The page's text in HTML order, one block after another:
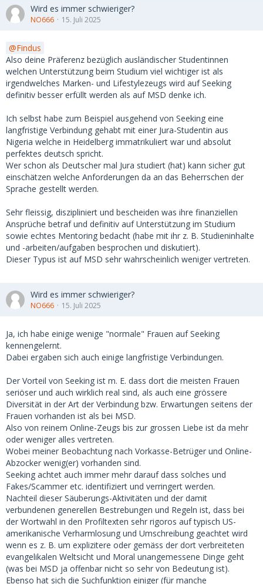
Wird es immer schwieriger?
NO666 15. Juli 2025
Findus
Also deine Präferenz bezüglich ausländischer Studentinnen
welchen Unterstützung beim Studium viel wichtiger ist als
irgendwelches Marken- und Lifestylezeugs wird auf Seeking
definitiv besser erfüllt werden als auf MSD denke ich.
Ich selbst habe zum Beispiel ausgehend von Seeking eine
langfristige Verbindung gehabt mit einer Jura-Studentin aus
Nigeria welche in Heidelberg immatrikuliert war und absolut
perfektes deutsch spricht.
Wer schon als Deutscher mal Jura studiert (hat) kann sicher gut
einschätzen welche Anforderungen da an das Beherrschen der
Sprache gestellt werden.
Sehr fleissig, diszipliniert und bescheiden was ihre finanziellen
Ansprüche betraf und definitiv auf Unterstützung im Studium
sowie echtes Mentoring bedacht (habe mit ihr z. B. Studieninhalte
und -arbeiten/aufgaben besprochen und diskutiert).
Dieser Typus ist auf MSD sehr wahrscheinlich weniger vertreten.
Wird es immer schwieriger?
NO666 15. Juli 2025
Ja, ich habe einige wenige "normale" Frauen auf Seeking
kennengelernt.
Dabei ergaben sich auch einige langfristige Verbindungen.
Der Vorteil von Seeking ist m. E. dass dort die meisten Frauen
seriöser und auch wirklich real sind, als auch eine grössere
Diversität in der Art der Verbindung bzw. Erwartungen seitens der
Frauen vorhanden ist als bei MSD.
Also von reinem Online-Zeugs bis zur grossen Liebe ist da mehr
oder weniger alles vertreten.
Wobei meiner Beobachtung nach Vorkasse-Betrüger und Online-
Abzocker wenig(er) vorhanden sind.
Seeking achtet auch immer mehr darauf dass solches und
Fakes/Scammer etc. identifiziert und verringert werden.
Nachteil dieser Säuberungs-Aktivitäten und der damit
verbundenen generellen Bestrebungen und Regeln ist, dass bei
der Wortwahl in den Profiltexten sehr rigoros auf typisch US-
amerikanische Verharmlosung und Umschreibung geachtet wird
wenn es z. B. um explizitere oder gemäss der dort verbreiteten
evangelikalen Weltsicht und Moral unangemessene Dinge geht
(was bei MSD ja offenbar nicht so sehr von Bedeutung ist).
Ebenso hat sich die Suchfunktion einiger (für manche